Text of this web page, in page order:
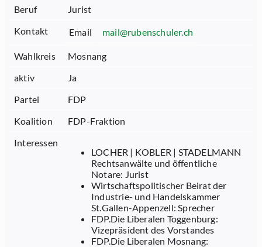
Beruf
Jurist
Kontakt
Email mail@rubenschuler.ch
Wahlkreis
Mosnang
aktiv
Ja
Partei
FDP
Koalition
FDP-Fraktion
Interessen
LOCHER | KOBLER | STADELMANN
Rechtsanwälte und öffentliche
Notare: Jurist
Wirtschaftspolitischer Beirat der
Industrie- und Handelskammer
St.Gallen-Appenzell: Sprecher
FDP.Die Liberalen Toggenburg:
Vizepräsident des Vorstandes
FDP.Die Liberalen Mosnang: